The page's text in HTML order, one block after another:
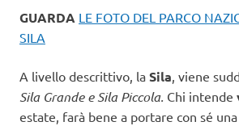
GUARDA LE FOTO DEL PARCO
SILA
A livello descrittivo, la Sila , viene
Sila Grande e Sila Piccola. Chi intende
estate, farà bene a portare con sé